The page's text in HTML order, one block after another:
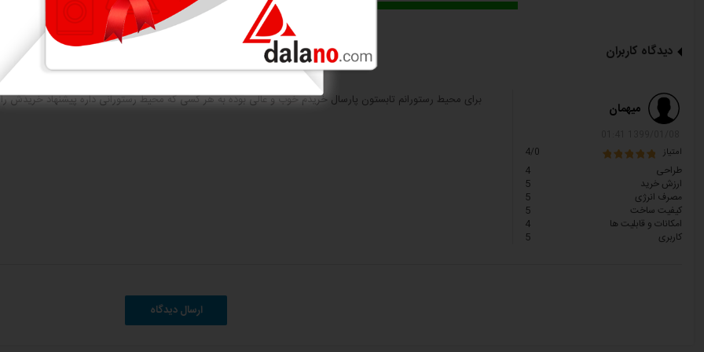
دیدگاه کاربران
میهمان
امتیاز
4/0
طراحی
4
ارزش خرید
5
مصرف انرژی
5
کیفیت ساخت
5
امکانات و قابلیت ها
4
کاربری
5
برای محیط رستورانم تابستون پارسال خریدم خوب و عالی بوده به هر کسی که محیط رستورانی داره پیشنهاد خریدش
ارسال دیدگاه